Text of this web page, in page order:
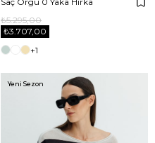
₺3.707,00
₺5.295,00
+1
Yeni Sezon